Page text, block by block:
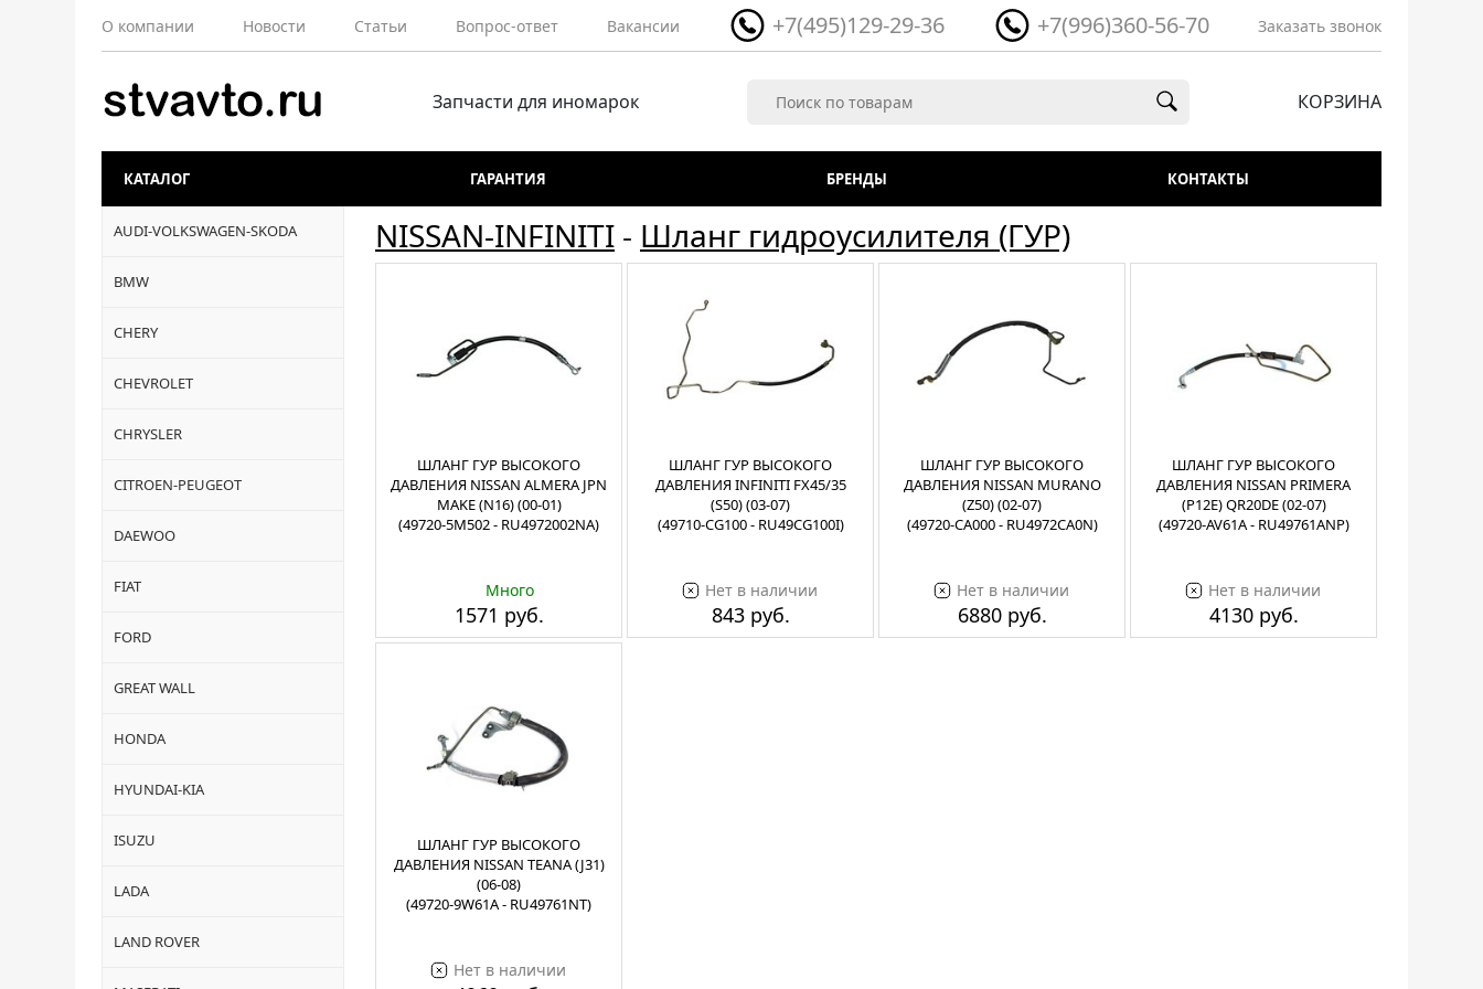
О компании Новости Статьи Вопрос-ответ Вакансии +7(495)129-29-36 +7(996)360-56-70 Заказать звонок
Запчасти для иномарок КОРЗИНА
КАТАЛОГ ГАРАНТИЯ БРЕНДЫ КОНТАКТЫ
AUDI-VOLKSWAGEN-SKODA
BMW
CHERY
CHEVROLET
CHRYSLER
CITROEN-PEUGEOT
DAEWOO
FIAT
FORD
GREAT WALL
HONDA
HYUNDAI-KIA
ISUZU
LADA
LAND ROVER
NISSAN-INFINITI - Шланг гидроусилителя (ГУР)
ШЛАНГ ГУР ВЫСОКОГО
ДАВЛЕНИЯ NISSAN ALMERA JPN
MAKE (N16) (00-01)
(49720-5M502 - RU4972002NA)
Много
1571 руб.
ШЛАНГ ГУР ВЫСОКОГО
ДАВЛЕНИЯ INFINITI FX45/35
(S50) (03-07)
(49710-CG100 - RU49CG100I)
Нет в наличии
843 руб.
ШЛАНГ ГУР ВЫСОКОГО
ДАВЛЕНИЯ NISSAN MURANO
(Z50) (02-07)
(49720-CA000 - RU4972CA0N)
Нет в наличии
6880 руб.
ШЛАНГ ГУР ВЫСОКОГО
ДАВЛЕНИЯ NISSAN PRIMERA
(P12E) QR20DE (02-07)
(49720-AV61A - RU49761ANP)
Нет в наличии
4130 руб.
ШЛАНГ ГУР ВЫСОКОГО
ДАВЛЕНИЯ NISSAN TEANA (J31)
(06-08)
(49720-9W61A - RU49761NT)
Нет в наличии